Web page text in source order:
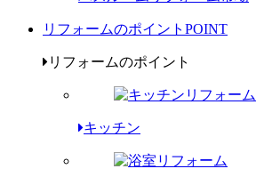
リフォームのポイント POINT
リフォームのポイント
キッチン